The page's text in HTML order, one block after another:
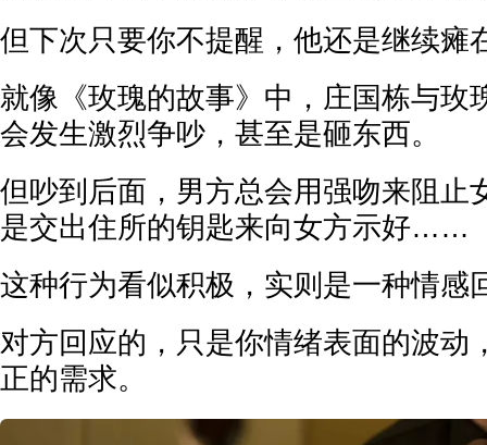
但下次只要你不提醒，他还是继续瘫
就像《玫瑰的故事》中，庄国栋与玫
会发生激烈争吵，甚至是砸东西。
但吵到后面，男方总会用强吻来阻止
是交出住所的钥匙来向女方示好……
这种行为看似积极，实则是一种情感
对方回应的，只是你情绪表面的波动
正的需求。